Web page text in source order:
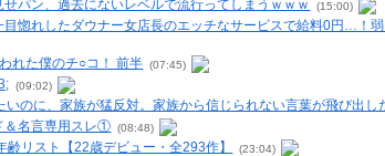
せパン、過去にないレベルで流行ってしまうｗｗｗ (15:00)
目惚れしたダウナー女店長のエッチなサービスで給料0円…！
れた僕のチ○コ！ 前半 (07:45)
(09:02)
いのに、家族が猛反対。家族から信じられない言葉が飛び出
＆名言専用スレ① (08:48)
齢リスト【22歳デビュー・全293作】 (23:04)